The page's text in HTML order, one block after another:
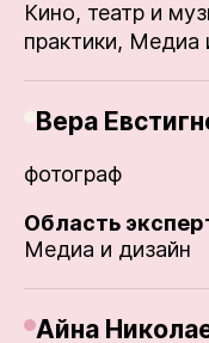
Кино, театр и
практики, Медиа
Вера
фотограф
Область
Медиа и дизайн
Айна